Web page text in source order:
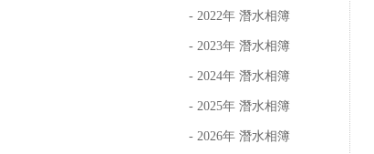
- 2022年 潛水相簿
- 2023年 潛水相簿
- 2024年 潛水相簿
- 2025年 潛水相簿
- 2026年 潛水相簿